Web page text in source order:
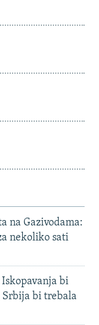
na Gazivodama:
nekoliko sati
bi
bi trebala